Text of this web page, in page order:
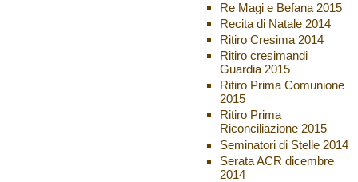
Re Magi e Befana 2015
Recita di Natale 2014
Ritiro Cresima 2014
Ritiro cresimandi
Guardia 2015
Ritiro Prima Comunione
2015
Ritiro Prima
Riconciliazione 2015
Seminatori di Stelle 2014
Serata ACR dicembre
2014